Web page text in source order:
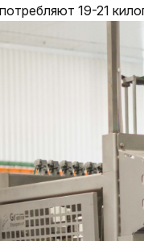
19-21